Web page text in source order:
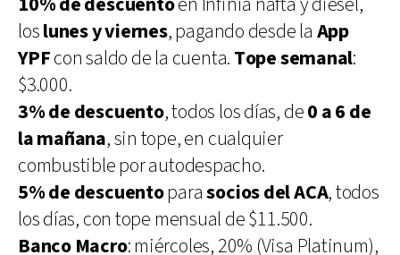
loslunes y viernes, pagando desde la App
YPFcon saldo de la cuenta. Tope semanal:
$3.000.
3% de descuento, todos los días, de0 a 6 de
la mañana, sin tope, en cualquier
combustible por autodespacho.
5% de descuentoparasocios del ACA, todos
los días, con tope mensual de $11.500.
Banco Macro: miércoles, 20% (Visa Platinum),